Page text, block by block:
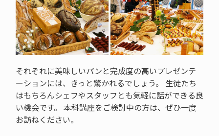
それぞれに美味しいパンと完成度の高いプレゼンテ
ーションには、きっと驚かれるでしょう。 生徒たち
はもちろんシェフやスタッフとも気軽に話ができる良
い機会です。 本科講座をご検討中の方は、ぜひ一度
お訪ねください。